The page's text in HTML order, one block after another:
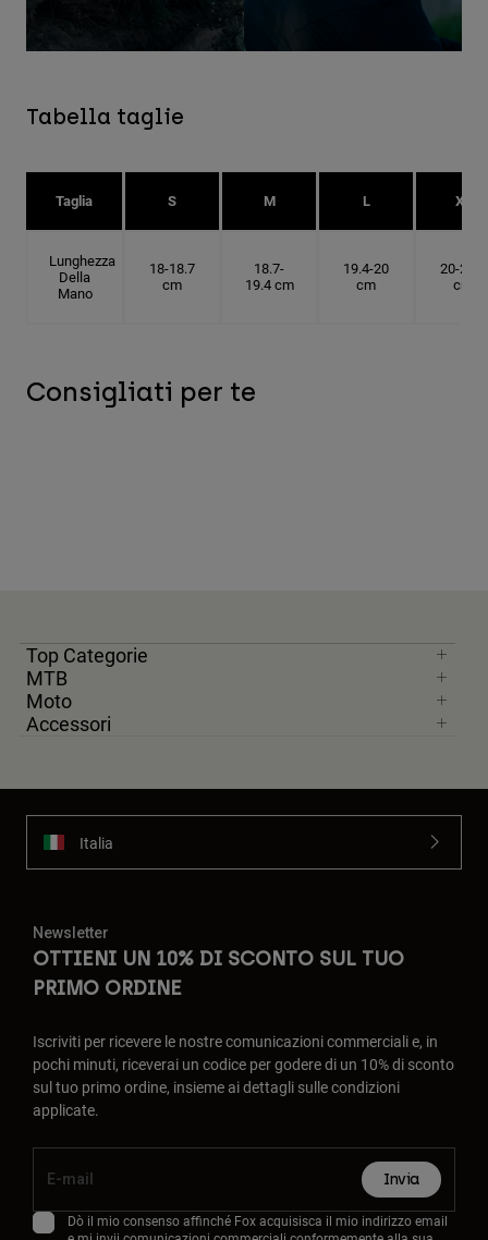
Tabella taglie
Taglia S M L XL
Lunghezza
Della
Mano
18-18.7
cm
18.7-
19.4 cm
19.4-20
cm
20-20.6
cm
Consigliati per te
Top Categorie
MTB
Moto
Accessori
Italia
Newsletter
OTTIENI UN 10% DI SCONTO SUL TUO
PRIMO ORDINE
Iscriviti per ricevere le nostre comunicazioni commerciali e, in
pochi minuti, riceverai un codice per godere di un 10% di sconto
sul tuo primo ordine, insieme ai dettagli sulle condizioni
applicate.
Invia
Dò il mio consenso affinché Fox acquisisca il mio indirizzo email